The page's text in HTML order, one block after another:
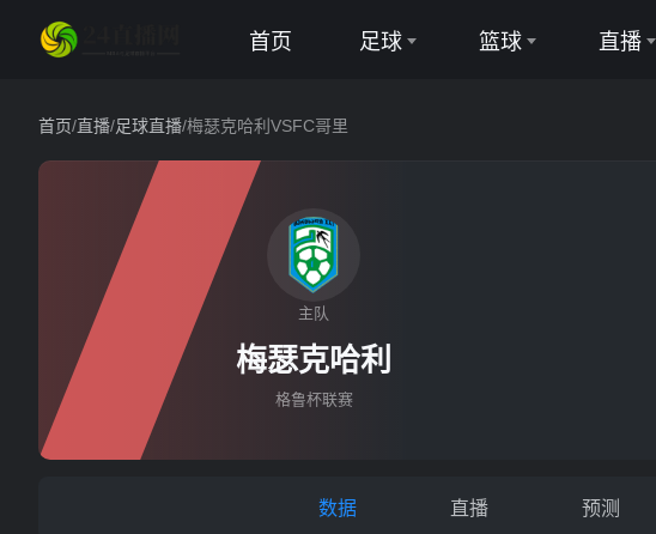
首页 足球 篮球 直播
首页/直播/足球直播/梅瑟克哈利VSFC哥里
主队梅瑟克哈利VSFC
梅瑟克哈利
格鲁杯联赛
数据 直播 预测